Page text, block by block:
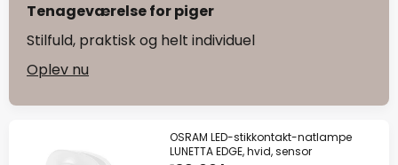
Tenageværelse for piger
Stilfuld, praktisk og helt individuel
Oplev nu
OSRAM LED-stikkontakt-natlampe
LUNETTA EDGE, hvid, sensor